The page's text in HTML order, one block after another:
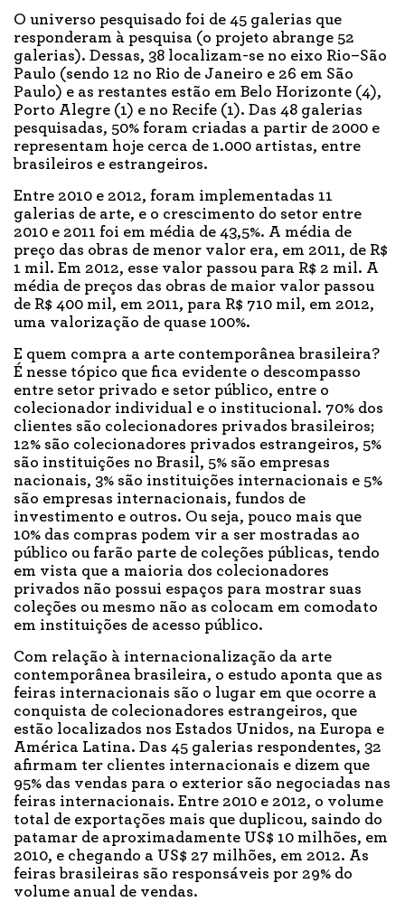
O universo pesquisado foi de 45 galerias que
responderam à pesquisa (o projeto abrange 52
galerias). Dessas, 38 localizam-se no eixo Rio–São
Paulo (sendo 12 no Rio de Janeiro e 26 em São
Paulo) e as restantes estão em Belo Horizonte (4),
Porto Alegre (1) e no Recife (1). Das 48 galerias
pesquisadas, 50% foram criadas a partir de 2000 e
representam hoje cerca de 1.000 artistas, entre
brasileiros e estrangeiros.
Entre 2010 e 2012, foram implementadas 11
galerias de arte, e o crescimento do setor entre
2010 e 2011 foi em média de 43,5%. A média de
preço das obras de menor valor era, em 2011, de R$
1 mil. Em 2012, esse valor passou para R$ 2 mil. A
média de preços das obras de maior valor passou
de R$ 400 mil, em 2011, para R$ 710 mil, em 2012,
uma valorização de quase 100%.
E quem compra a arte contemporânea brasileira?
É nesse tópico que fica evidente o descompasso
entre setor privado e setor público, entre o
colecionador individual e o institucional. 70% dos
clientes são colecionadores privados brasileiros;
12% são colecionadores privados estrangeiros, 5%
são instituições no Brasil, 5% são empresas
nacionais, 3% são instituições internacionais e 5%
são empresas internacionais, fundos de
investimento e outros. Ou seja, pouco mais que
10% das compras podem vir a ser mostradas ao
público ou farão parte de coleções públicas, tendo
em vista que a maioria dos colecionadores
privados não possui espaços para mostrar suas
coleções ou mesmo não as colocam em comodato
em instituições de acesso público.
Com relação à internacionalização da arte
contemporânea brasileira, o estudo aponta que as
feiras internacionais são o lugar em que ocorre a
conquista de colecionadores estrangeiros, que
estão localizados nos Estados Unidos, na Europa e
América Latina. Das 45 galerias respondentes, 32
afirmam ter clientes internacionais e dizem que
95% das vendas para o exterior são negociadas nas
feiras internacionais. Entre 2010 e 2012, o volume
total de exportações mais que duplicou, saindo do
patamar de aproximadamente US$ 10 milhões, em
2010, e chegando a US$ 27 milhões, em 2012. As
feiras brasileiras são responsáveis por 29% do
volume anual de vendas.